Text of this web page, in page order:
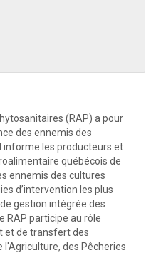
(RAP) a pour
des ennemis des
informe les producteurs et
québécois de
ennemis des cultures
d’intervention les plus
gestion intégrée des
RAP participe au rôle
et de transfert des
des Pêcheries